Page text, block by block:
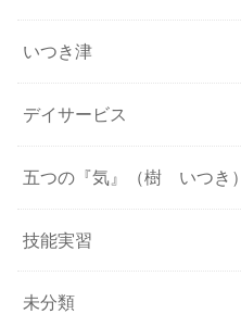
いつき津
デイサービス
五つの『気』（樹 いつき）
技能実習
未分類